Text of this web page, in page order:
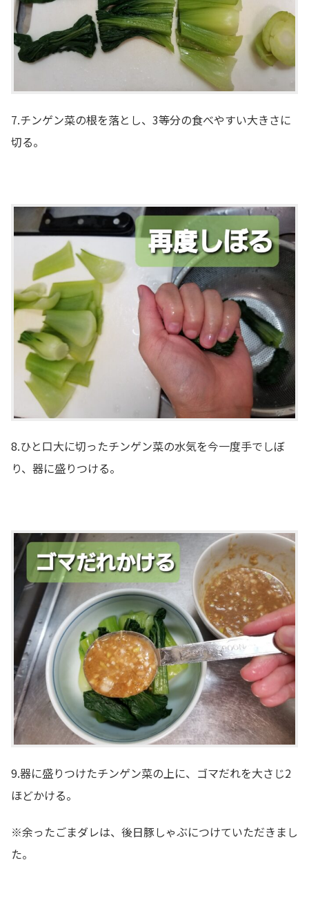
7.チンゲン菜の根を落とし、3等分の食べやすい大きさに
切る。
8.ひと口大に切ったチンゲン菜の水気を今一度手でしぼ
り、器に盛りつける。
9.器に盛りつけたチンゲン菜の上に、ゴマだれを大さじ2
ほどかける。
※余ったごまダレは、後日豚しゃぶにつけていただきまし
た。